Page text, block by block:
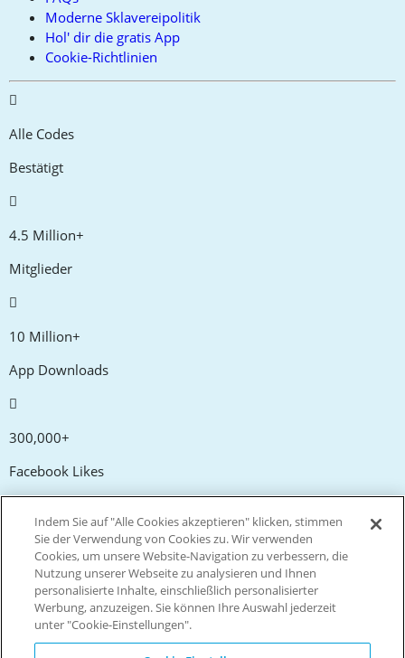
Moderne Sklavereipolitik
Hol' dir die gratis App
Cookie-Richtlinien
Alle Codes
Bestätigt
4.5 Million+
Mitglieder
10 Million+
App Downloads
300,000+
Facebook Likes
20,000+
Gutscheincodes
Live more. Spend less.
Indem Sie auf "Alle Cookies akzeptieren" klicken, stimmen
Sie der Verwendung von Cookies zu. Wir verwenden
Cookies, um unsere Website-Navigation zu verbessern, die
Nutzung unserer Webseite zu analysieren und Ihnen
personalisierte Inhalte, einschließlich personalisierter
Werbung, anzuzeigen. Sie können Ihre Auswahl jederzeit
unter "Cookie-Einstellungen".